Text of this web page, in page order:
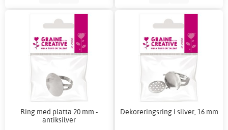
Ring med platta 20 mm -
antiksilver
Dekoreringsring i silver, 16 mm